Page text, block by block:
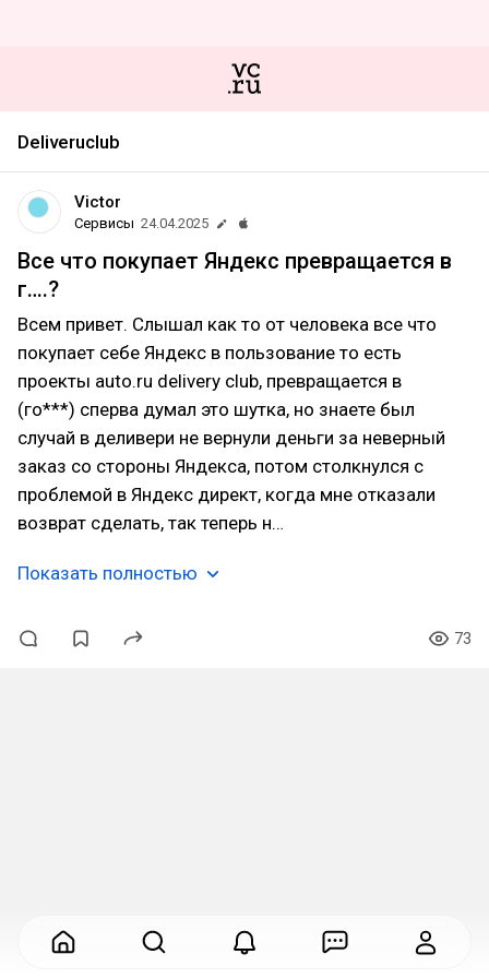
Deliveruclub
Victor
Сервисы 24.04.2025
Все что покупает Яндекс превращается в
г….?
Всем привет. Слышал как то от человека все что
покупает себе Яндекс в пользование то есть
проекты auto.ru delivery club, превращается в
(го***) сперва думал это шутка, но знаете был
случай в деливери не вернули деньги за неверный
заказ со стороны Яндекса, потом столкнулся с
проблемой в Яндекс директ, когда мне отказали
возврат сделать, так теперь н…
Показать полностью
73